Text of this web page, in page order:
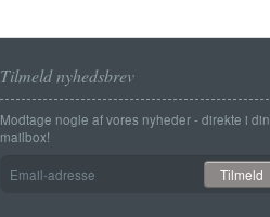
Tilmeld nyhedsbrev
Modtage nogle af vores nyheder - direkte i din
mailbox!
adresse
Tilmeld